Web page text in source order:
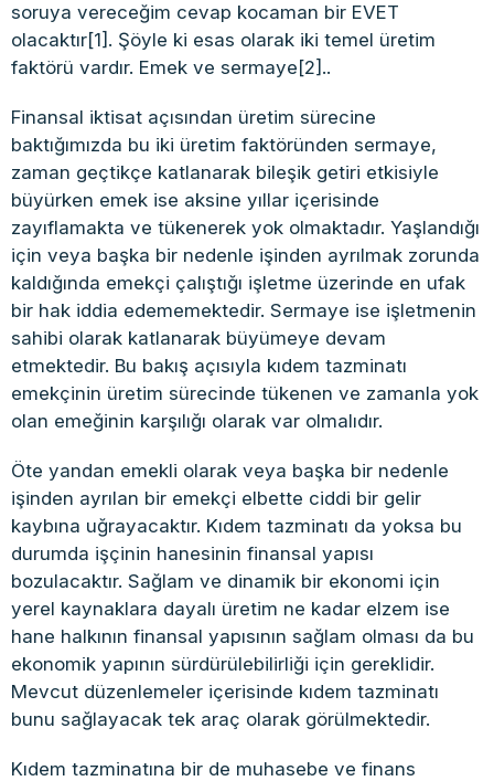
soruya vereceğim cevap kocaman bir EVET
olacaktır[1]. Şöyle ki esas olarak iki temel üretim
faktörü vardır. Emek ve sermaye[2]..
Finansal iktisat açısından üretim sürecine
baktığımızda bu iki üretim faktöründen sermaye,
zaman geçtikçe katlanarak bileşik getiri etkisiyle
büyürken emek ise aksine yıllar içerisinde
zayıflamakta ve tükenerek yok olmaktadır. Yaşlandığı
için veya başka bir nedenle işinden ayrılmak zorunda
kaldığında emekçi çalıştığı işletme üzerinde en ufak
bir hak iddia edememektedir. Sermaye ise işletmenin
sahibi olarak katlanarak büyümeye devam
etmektedir. Bu bakış açısıyla kıdem tazminatı
emekçinin üretim sürecinde tükenen ve zamanla yok
olan emeğinin karşılığı olarak var olmalıdır.
Öte yandan emekli olarak veya başka bir nedenle
işinden ayrılan bir emekçi elbette ciddi bir gelir
kaybına uğrayacaktır. Kıdem tazminatı da yoksa bu
durumda işçinin hanesinin finansal yapısı
bozulacaktır. Sağlam ve dinamik bir ekonomi için
yerel kaynaklara dayalı üretim ne kadar elzem ise
hane halkının finansal yapısının sağlam olması da bu
ekonomik yapının sürdürülebilirliği için gereklidir.
Mevcut düzenlemeler içerisinde kıdem tazminatı
bunu sağlayacak tek araç olarak görülmektedir.
Kıdem tazminatına bir de muhasebe ve finans